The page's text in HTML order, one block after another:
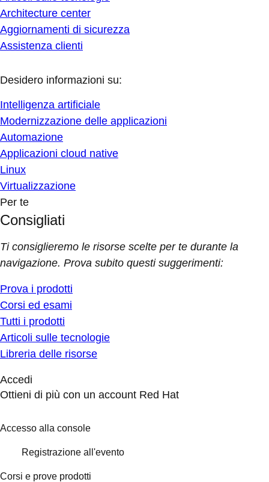
Architecture center
Aggiornamenti di sicurezza
Assistenza clienti
Desidero informazioni su:
Intelligenza artificiale
Modernizzazione delle applicazioni
Automazione
Applicazioni cloud native
Linux
Virtualizzazione
Per te
Consigliati
Ti consiglieremo le risorse scelte per te durante la
navigazione. Prova subito questi suggerimenti:
Prova i prodotti
Corsi ed esami
Tutti i prodotti
Articoli sulle tecnologie
Libreria delle risorse
Accedi
Ottieni di più con un account Red Hat
Accesso alla console
Registrazione all'evento
Corsi e prove prodotti